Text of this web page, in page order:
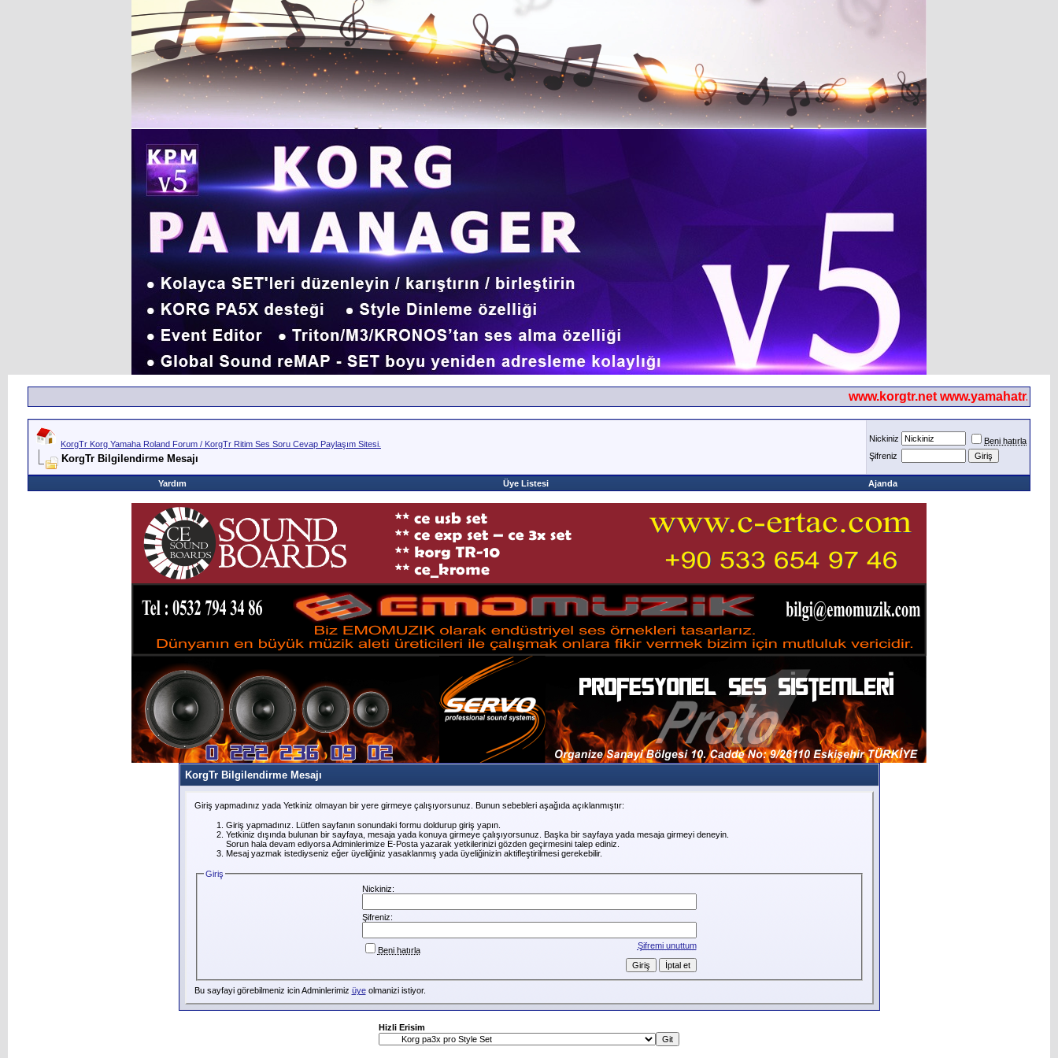
www.korgtr.net www.yamahatr.net
KorgTr Korg Yamaha Roland Forum / KorgTr Ritim Ses Soru Cevap Paylaşım Sitesi.
KorgTr Bilgilendirme Mesajı
Nickiniz
Beni hatırla
Şifreniz
Yardım Üye Listesi Ajanda
KorgTr Bilgilendirme Mesajı
Giriş yapmadınız yada Yetkiniz olmayan bir yere girmeye çalışıyorsunuz. Bunun sebebleri aşağıda açıklanmıştır:
Giriş yapmadınız. Lütfen sayfanın sonundaki formu doldurup giriş yapın.
Yetkiniz dışında bulunan bir sayfaya, mesaja yada konuya girmeye çalışıyorsunuz. Başka bir sayfaya yada mesaja girmeyi deneyin.
Sorun hala devam ediyorsa Adminlerimize E-Posta yazarak yetkilerinizi gözden geçirmesini talep ediniz.
Mesaj yazmak istediyseniz eğer üyeliğiniz yasaklanmış yada üyeliğinizin aktifleştirilmesi gerekebilir.
Giriş
Nickiniz:
Şifreniz:
Şifremi unuttum
Beni hatırla
Bu sayfayi görebilmeniz icin Adminlerimiz üyeolmanizi istiyor.
Hizli Erisim